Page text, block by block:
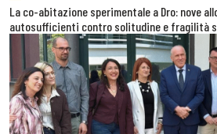
La co-abitazione sperimentale a Dro: nove
autosufficienti contro solitudine e fragilità